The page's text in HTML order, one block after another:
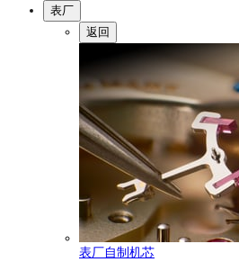
表厂
返回
表厂自制机芯